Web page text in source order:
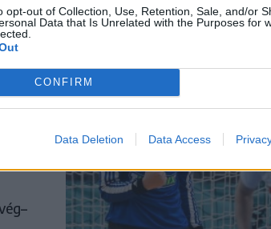
opt-out of Collection, Use, Retention, Sale, and/or
Data that Is Unrelated with the Purposes for
CONFIRM
Data Deletion Data Access
az